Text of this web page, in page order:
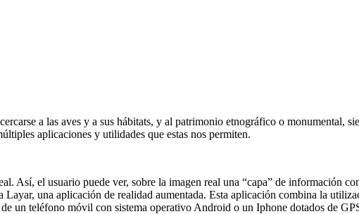
a las aves y a sus hábitats, y al patrimonio etnográfico o monumental,
aplicaciones y utilidades que estas nos permiten.
Así, el usuario puede ver, sobre la imagen real una “capa” de información
una aplicación de realidad aumentada. Esta aplicación combina la
un teléfono móvil con sistema operativo Android o un Iphone dotados de